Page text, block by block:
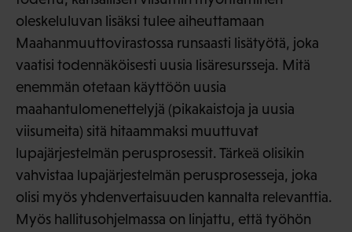
oleskeluluvan lisäksi tulee aiheuttamaan
Maahanmuuttovirastossa runsaasti lisätyötä, joka
vaatisi todennäköisesti uusia lisäresursseja. Mitä
enemmän otetaan käyttöön uusia
maahantulomenettelyjä (pikakaistoja ja uusia
viisumeita) sitä hitaammaksi muuttuvat
lupajärjestelmän perusprosessit. Tärkeä olisikin
vahvistaa lupajärjestelmän perusprosesseja, joka
olisi myös yhdenvertaisuuden kannalta relevanttia.
Myös hallitusohjelmassa on linjattu, että työhön